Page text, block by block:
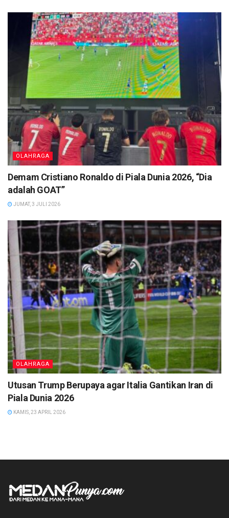
OLAHRAGA
Demam Cristiano Ronaldo di Piala Dunia 2026, “Dia
adalah GOAT”
JUMAT, 3 JULI 2026
OLAHRAGA
Utusan Trump Berupaya agar Italia Gantikan Iran di
Piala Dunia 2026
KAMIS, 23 APRIL 2026